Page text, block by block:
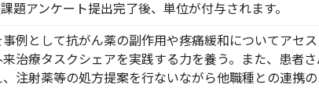
題アンケート提出完了後、単位が付与されます。
例として抗がん薬の副作用や疼痛緩和についてアセ
治療タスクシェアを実践する力を養う。また、患者
注射薬等の処方提案を行ないながら他職種との連携の